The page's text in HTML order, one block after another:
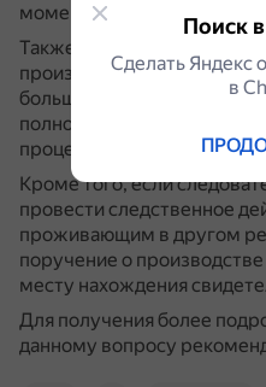
момент возбуждения
Также предварительное
производиться по месту
большинства свидетелей
полноты, объективности и
процессуальных сроков.
Кроме того, если
провести следственное
проживающим в другом
поручение о
месту нахождения
Для получения более
данному вопросу
Поиск
Сделать Яндекс
в